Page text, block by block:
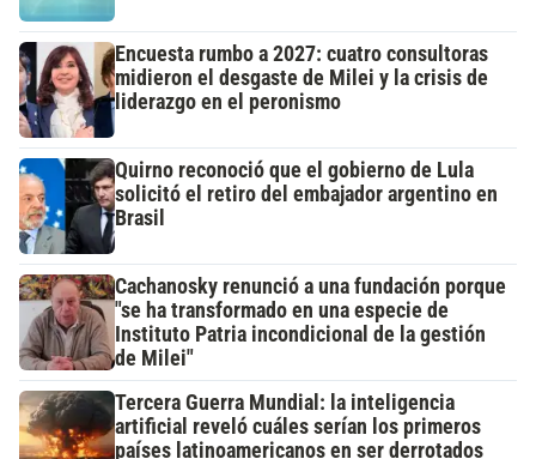
Encuesta rumbo a 2027: cuatro consultoras
midieron el desgaste de Milei y la crisis de
liderazgo en el peronismo
Quirno reconoció que el gobierno de Lula
solicitó el retiro del embajador argentino en
Brasil
Cachanosky renunció a una fundación porque
"se ha transformado en una especie de
Instituto Patria incondicional de la gestión
de Milei"
Tercera Guerra Mundial: la inteligencia
artificial reveló cuáles serían los primeros
países latinoamericanos en ser derrotados